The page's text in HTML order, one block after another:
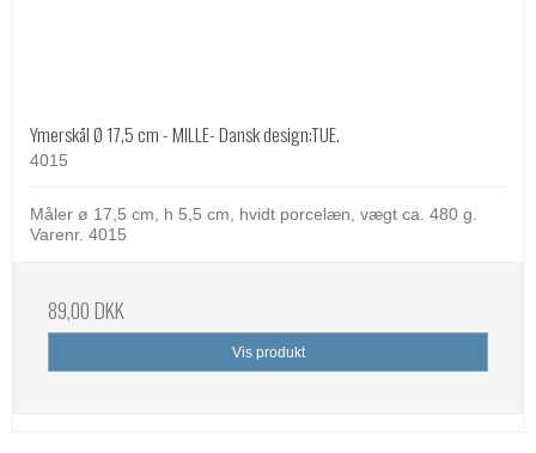
Ymerskål Ø 17,5 cm - MILLE- Dansk design:TUE.
4015
Måler ø 17,5 cm, h 5,5 cm, hvidt porcelæn, vægt ca. 480 g.
Varenr. 4015
89,00 DKK
Vis produkt